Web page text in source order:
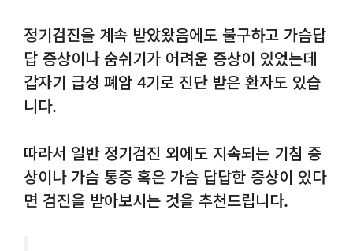
정기검진을 계속 받았왔음에도 불구하고 가슴답
답 증상이나 숨쉬기가 어려운 증상이 있었는데
갑자기 급성 폐암 4기로 진단 받은 환자도 있습
니다.
따라서 일반 정기검진 외에도 지속되는 기침 증
상이나 가슴 통증 혹은 가슴 답답한 증상이 있다
면 검진을 받아보시는 것을 추천드립니다.